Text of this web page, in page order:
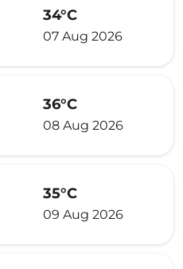
34°C
07 Aug 2026
36°C
08 Aug 2026
35°C
09 Aug 2026